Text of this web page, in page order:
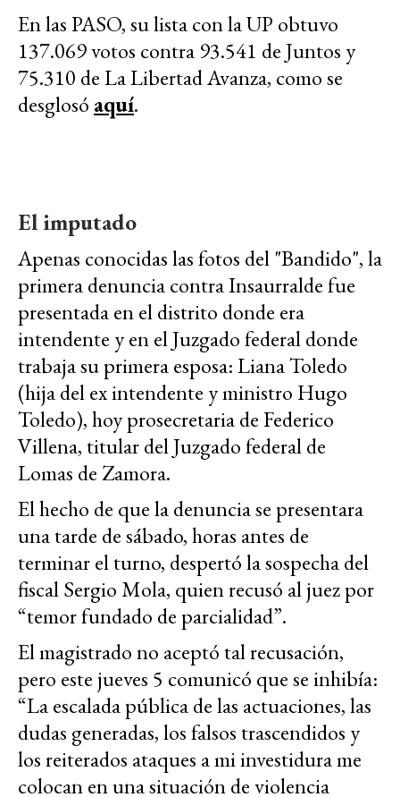
En las PASO, su lista con la UP obtuvo
137.069 votos contra 93.541 de Juntos y
75.310 de La Libertad Avanza, como se
desglosó aquí.
El imputado
Apenas conocidas las fotos del "Bandido", la
primera denuncia contra Insaurralde fue
presentada en el distrito donde era
intendente y en el Juzgado federal donde
trabaja su primera esposa: Liana Toledo
(hija del ex intendente y ministro Hugo
Toledo), hoy prosecretaria de Federico
Villena, titular del Juzgado federal de
Lomas de Zamora.
El hecho de que la denuncia se presentara
una tarde de sábado, horas antes de
terminar el turno, despertó la sospecha del
fiscal Sergio Mola, quien recusó al juez por
“temor fundado de parcialidad”.
El magistrado no aceptó tal recusación,
pero este jueves 5 comunicó que se inhibía:
“La escalada pública de las actuaciones, las
dudas generadas, los falsos trascendidos y
los reiterados ataques a mi investidura me
colocan en una situación de violencia